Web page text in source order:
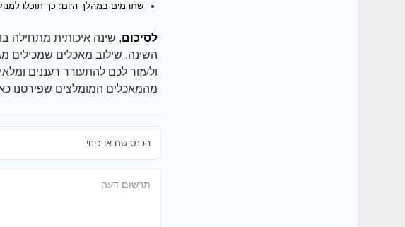
שתו מים במהלך היום: כך תוכלו
לסיכום, שינה איכותית מתחילה
השינה. שילוב מאכלים שמכילים
ולעזור לכם להתעורר רעננים
מהמאכלים המומלצים שפירטנו